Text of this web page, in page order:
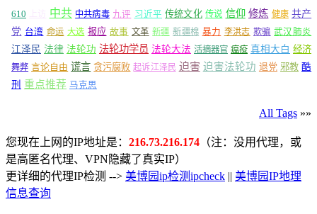
610 中共 中共病毒 九评 习近平 传统文化 传说 信仰 修炼 健康 共产
党 台湾 命运 大选 报应 故事 文革 新疆 新疆棉 暴力 李洪志 欺骗 武汉肺炎
江泽民 法律 法轮功 法轮功学员 法轮大法 活摘器官 瘟疫 真相大白 经济
舞弊 言论自由 谎言 贪污腐败 起诉江泽民 迫害 迫害法轮功 退党 邪教 酷
刑 重点推荐 马克思
All Tags »»
您现在上网的IP地址是： 216.73.216.174 （注：没用代理，或
是高匿名代理、VPN隐藏了真实IP）
更详细的代理IP检测 --> 美博园ip检测ipcheck || 美博园IP地理
信息查询